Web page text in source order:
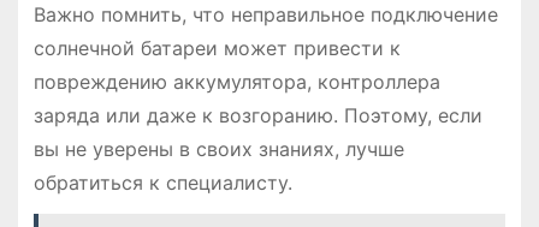
Важно помнить, что неправильное подключение
солнечной батареи может привести к
повреждению аккумулятора, контроллера
заряда или даже к возгоранию. Поэтому, если
вы не уверены в своих знаниях, лучше
обратиться к специалисту.